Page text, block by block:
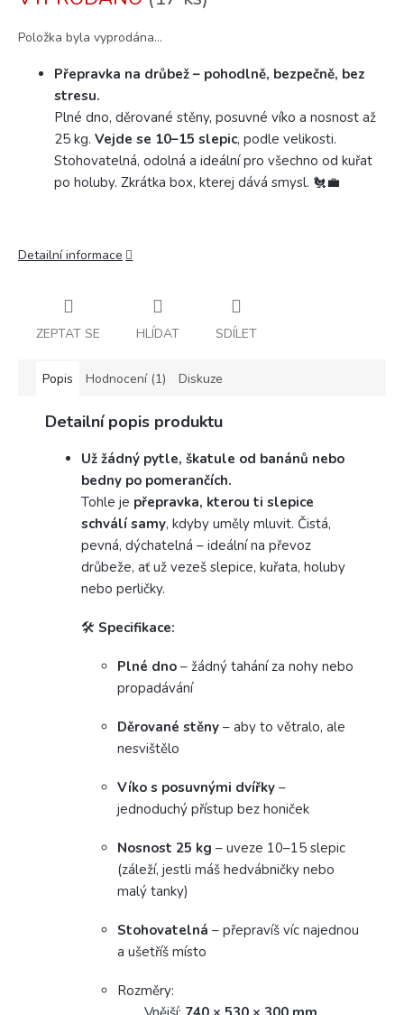
Položka byla vyprodána…
Přepravka na drůbež – pohodlně, bezpečně, bez
stresu.
Plné dno, děrované stěny, posuvné víko a nosnost až
25 kg. Vejde se 10–15 slepic, podle velikosti.
Stohovatelná, odolná a ideální pro všechno od kuřat
po holuby. Zkrátka box, kterej dává smysl. 🐔💼
Detailní informace
ZEPTAT SE HLÍDAT SDÍLET
Popis Hodnocení (1) Diskuze
Detailní popis produktu
Už žádný pytle, škatule od banánů nebo
bedny po pomerančích.
Tohle je přepravka, kterou ti slepice
schválí samy, kdyby uměly mluvit. Čistá,
pevná, dýchatelná – ideální na převoz
drůbeže, ať už vezeš slepice, kuřata, holuby
nebo perličky.
🛠️ Specifikace:
Plné dno – žádný tahání za nohy nebo
propadávání
Děrované stěny – aby to větralo, ale
nesvištělo
Víko s posuvnými dvířky –
jednoduchý přístup bez honiček
Nosnost 25 kg – uveze 10–15 slepic
(záleží, jestli máš hedvábničky nebo
malý tanky)
Stohovatelná – přepravíš víc najednou
a ušetříš místo
Rozměry: